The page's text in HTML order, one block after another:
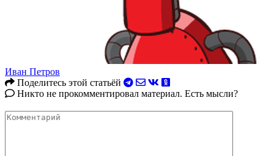
Иван Петров
Поделитесь этой статьёй
Никто не прокомментировал материал. Есть мысли?